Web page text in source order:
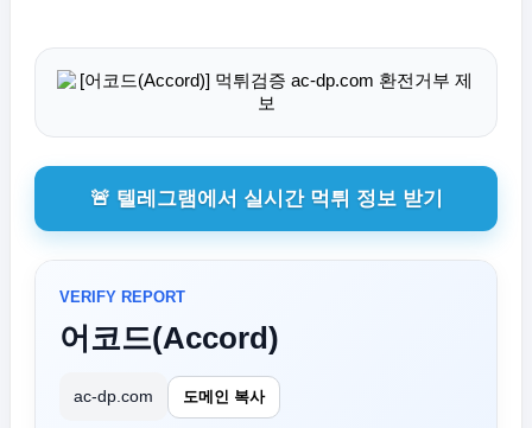
🚨 텔레그램에서 실시간 먹튀 정보 받기
VERIFY REPORT
어코드(Accord)
ac-dp.com 도메인 복사